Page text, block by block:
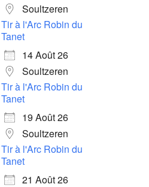
Soultzeren
Tir à l'Arc Robin du
Tanet
14 Août 26
Soultzeren
Tir à l'Arc Robin du
Tanet
19 Août 26
Soultzeren
Tir à l'Arc Robin du
Tanet
21 Août 26